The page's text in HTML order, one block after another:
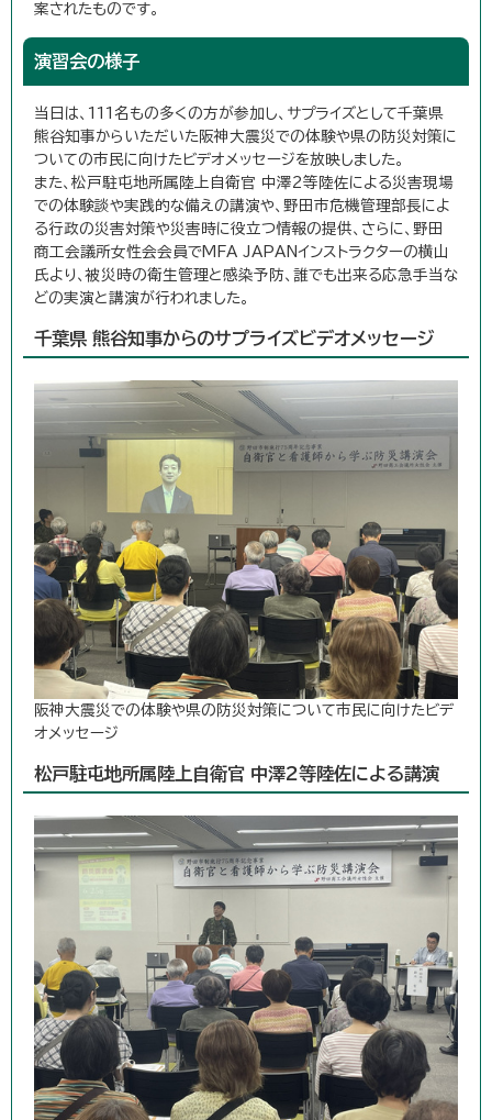
案されたものです。
演習会の様子
当日は、111名もの多くの方が参加し、サプライズとして千葉県
熊谷知事からいただいた阪神大震災での体験や県の防災対策に
ついての市民に向けたビデオメッセージを放映しました。
また、松戸駐屯地所属陸上自衛官 中澤2等陸佐による災害現場
での体験談や実践的な備えの講演や、野田市危機管理部長によ
る行政の災害対策や災害時に役立つ情報の提供、さらに、野田
商工会議所女性会会員でMFA JAPANインストラクターの横山
氏より、被災時の衛生管理と感染予防、誰でも出来る応急手当な
どの実演と講演が行われました。
千葉県 熊谷知事からのサプライズビデオメッセージ
阪神大震災での体験や県の防災対策について市民に向けたビデ
オメッセージ
松戸駐屯地所属陸上自衛官 中澤2等陸佐による講演